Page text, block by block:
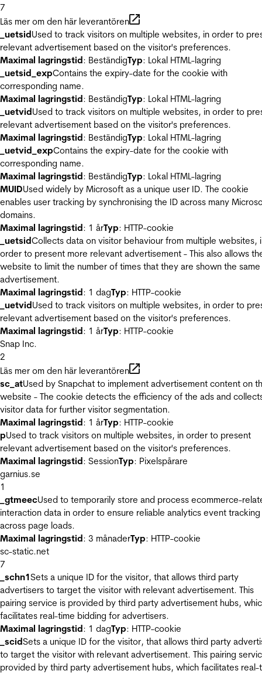
7
Läs mer om den här leverantören
_uetsidUsed to track visitors on multiple websites, in order to
relevant advertisement based on the visitor's preferences.
Maximal lagringstid: BeständigTyp: Lokal HTML-lagring
_uetsid_expContains the expiry-date for the cookie with
corresponding name.
Maximal lagringstid: BeständigTyp: Lokal HTML-lagring
_uetvidUsed to track visitors on multiple websites, in order to
relevant advertisement based on the visitor's preferences.
Maximal lagringstid: BeständigTyp: Lokal HTML-lagring
_uetvid_expContains the expiry-date for the cookie with
corresponding name.
Maximal lagringstid: BeständigTyp: Lokal HTML-lagring
MUIDUsed widely by Microsoft as a unique user ID. The cookie
enables user tracking by synchronising the ID across many
domains.
Maximal lagringstid: 1 årTyp: HTTP-cookie
_uetsidCollects data on visitor behaviour from multiple websites,
order to present more relevant advertisement - This also allows
website to limit the number of times that they are shown the same
advertisement.
Maximal lagringstid: 1 dagTyp: HTTP-cookie
_uetvidUsed to track visitors on multiple websites, in order to
relevant advertisement based on the visitor's preferences.
Maximal lagringstid: 1 årTyp: HTTP-cookie
Snap Inc.
2
Läs mer om den här leverantören
sc_atUsed by Snapchat to implement advertisement content on
website - The cookie detects the efficiency of the ads and
visitor data for further visitor segmentation.
Maximal lagringstid: 1 årTyp: HTTP-cookie
pUsed to track visitors on multiple websites, in order to present
relevant advertisement based on the visitor's preferences.
Maximal lagringstid: SessionTyp: Pixelspårare
garnius.se
1
_gtmeecUsed to temporarily store and process ecommerce-
interaction data in order to ensure reliable analytics event tracking
across page loads.
Maximal lagringstid: 3 månaderTyp: HTTP-cookie
sc-static.net
7
_schn1Sets a unique ID for the visitor, that allows third party
advertisers to target the visitor with relevant advertisement. This
pairing service is provided by third party advertisement hubs,
facilitates real-time bidding for advertisers.
Maximal lagringstid: 1 dagTyp: HTTP-cookie
_scidSets a unique ID for the visitor, that allows third party
to target the visitor with relevant advertisement. This pairing
provided by third party advertisement hubs, which facilitates real-